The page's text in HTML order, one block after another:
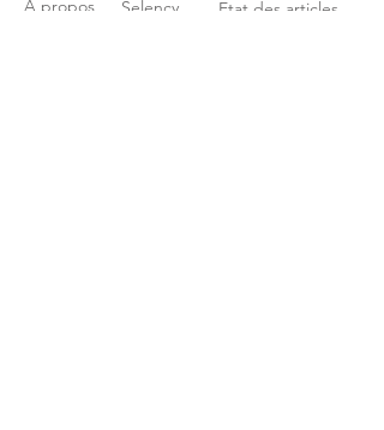
A propos
Selency
Etat des articles